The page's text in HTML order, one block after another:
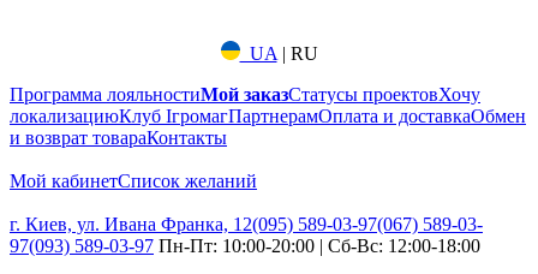
UA | RU
Программа лояльностиМой заказСтатусы проектовХочу
локализациюКлуб ІгромагПартнерамОплата и доставкаОбмен
и возврат товараКонтакты
Мой кабинетСписок желаний
г. Киев, ул. Ивана Франка, 12(095) 589-03-97(067) 589-03-
97(093) 589-03-97 Пн-Пт: 10:00-20:00 | Сб-Вс: 12:00-18:00